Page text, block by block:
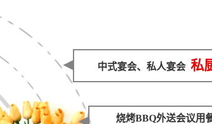
中式宴会、私人宴会 私
烧烤BBQ外送会议用